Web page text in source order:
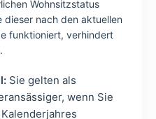
Wohnsitzstatus
dieser nach den aktuellen
funktioniert, verhindert
Sie gelten als
wenn Sie